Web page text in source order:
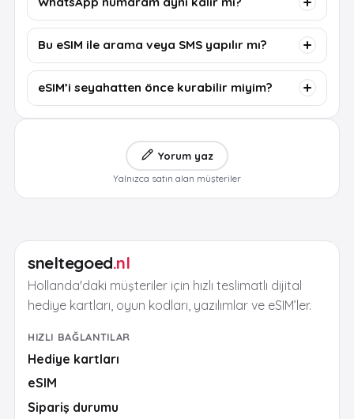
Bu eSIM ile arama veya SMS yapılır mı?
eSIM’i seyahatten önce kurabilir miyim?
Yorum yaz
Yalnızca satın alan müşteriler
sneltegoed.nl
Hollanda'daki müşteriler için hızlı teslimatlı dijital
hediye kartları, oyun kodları, yazılımlar ve eSIM’ler.
HIZLI BAĞLANTILAR
Hediye kartları
eSIM
Sipariş durumu